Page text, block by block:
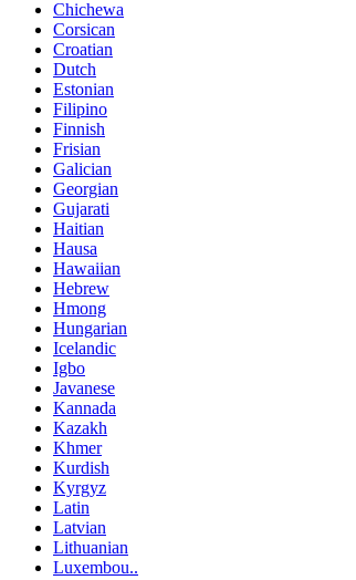
Chichewa
Corsican
Croatian
Dutch
Estonian
Filipino
Finnish
Frisian
Galician
Georgian
Gujarati
Haitian
Hausa
Hawaiian
Hebrew
Hmong
Hungarian
Icelandic
Igbo
Javanese
Kannada
Kazakh
Khmer
Kurdish
Kyrgyz
Latin
Latvian
Lithuanian
Luxembou..